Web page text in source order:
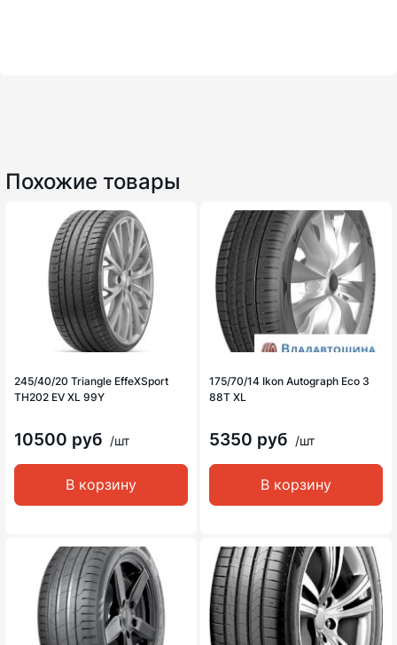
Похожие товары
245/40/20 Triangle EffeXSport
TH202 EV XL 99Y
10500 руб /шт
В корзину
175/70/14 Ikon Autograph Eco 3
88T XL
5350 руб /шт
В корзину